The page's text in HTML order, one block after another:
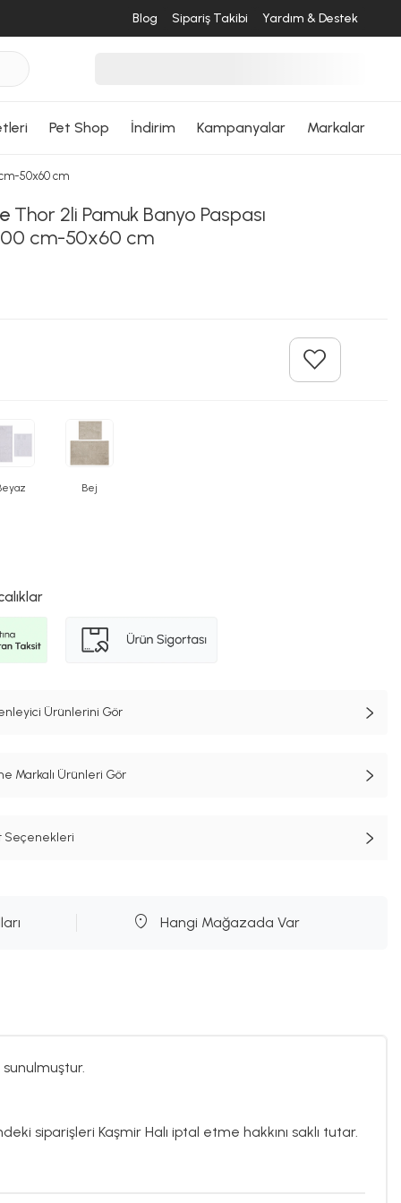
Blog Sipariş Takibi Yardım & Destek
Pet Shop İndirim Kampanyalar Markalar
50x60 cm
Thor 2li Pamuk Banyo Paspası
cm-50x60 cm
Bej
Ürünlerini Gör
Markalı Ürünleri Gör
Seçenekleri
Hangi Mağazada Var
siparişleri Kaşmir Halı iptal etme hakkını saklı tutar.